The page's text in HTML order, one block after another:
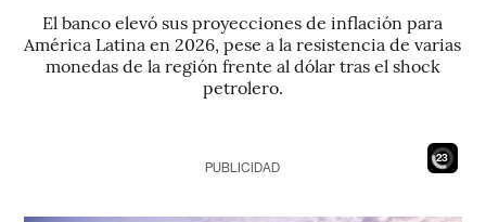
El banco elevó sus proyecciones de inflación para
América Latina en 2026, pese a la resistencia de varias
monedas de la región frente al dólar tras el shock
petrolero.
21
PUBLICIDAD